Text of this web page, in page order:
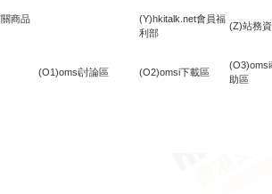
商品
(Y)hkitalk.net會員福
利部
(Z)站務
(O1)omsi討論區 (O2)omsi下載區
助區